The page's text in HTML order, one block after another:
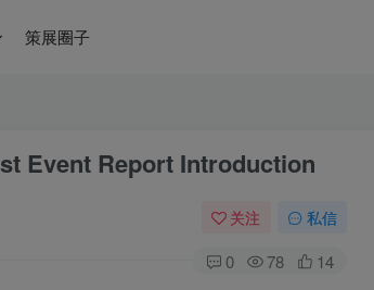
策展圈子
Event Report Introduction
关注 私信
0 78 14